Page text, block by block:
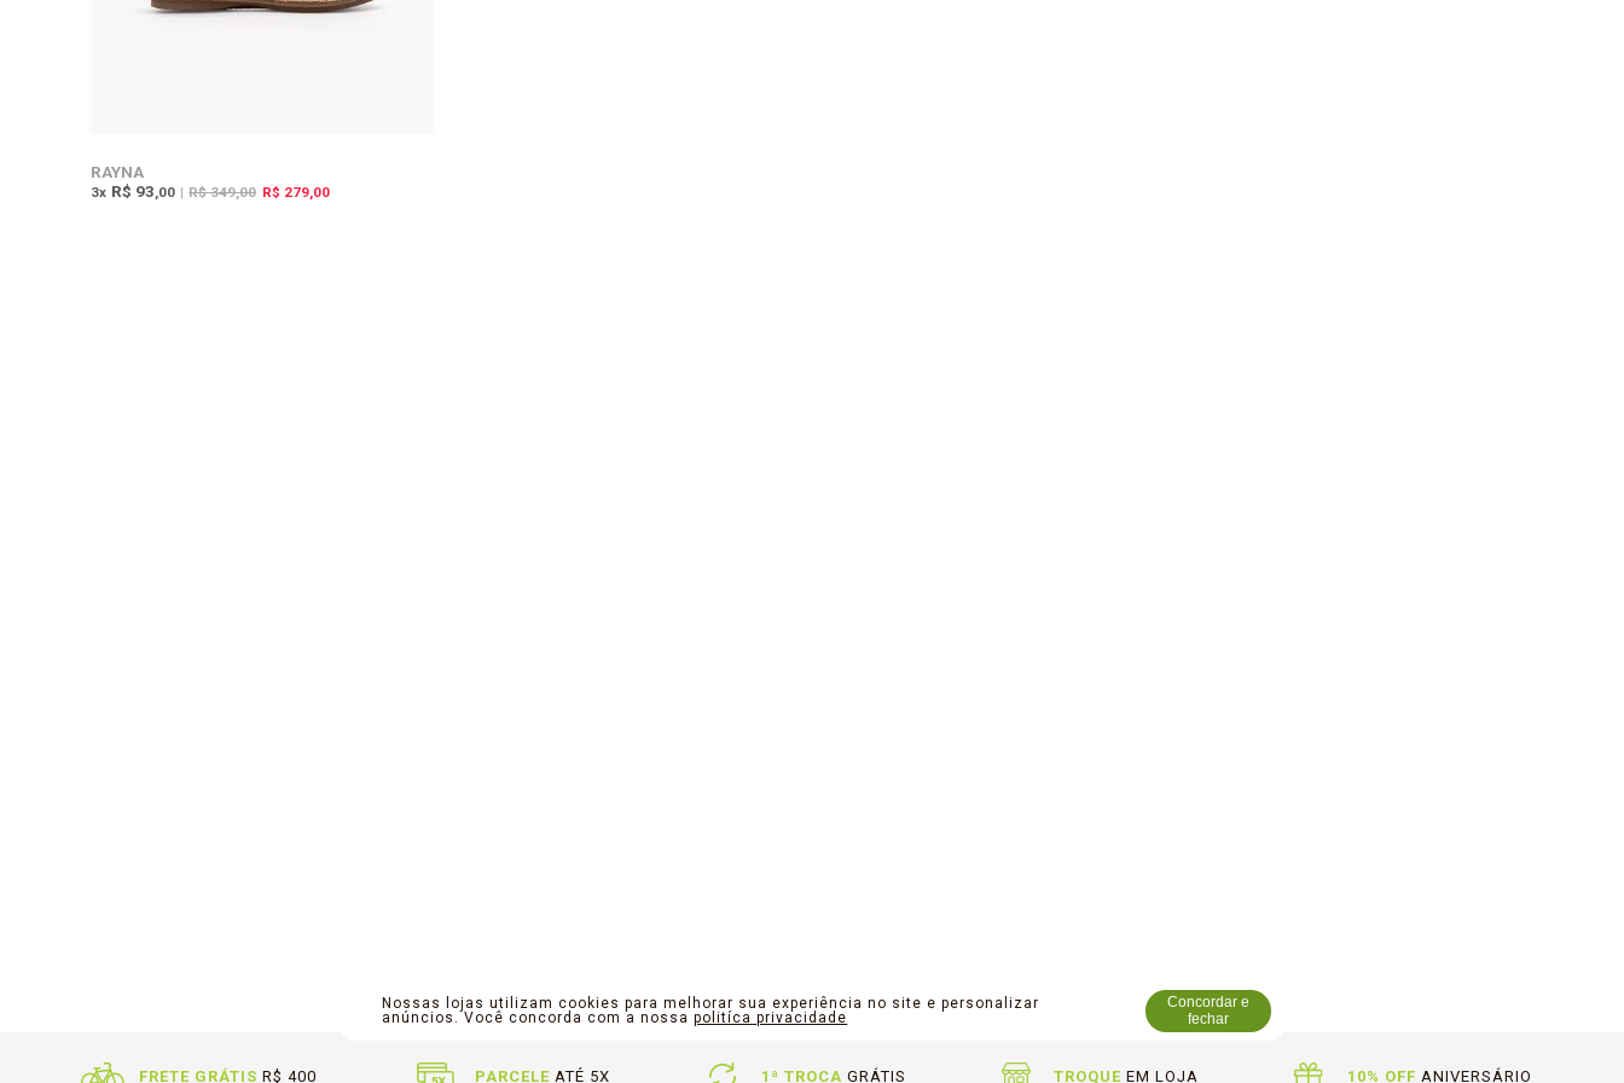
RAYNA
3x R$ 93,00 | R$ 349,00 R$ 279,00
FRETE GRÁTIS R$ 400 PARCELEATÉ 5X 1ª TROCA GRÁTIS TROQUEEM LOJA 10% OFF ANIVERSÁRIO
Nossas lojas utilizam cookies para melhorar sua experiência no site e personalizar
anúncios. Você concorda com a nossapolitíca privacidade
Concordar e
fechar